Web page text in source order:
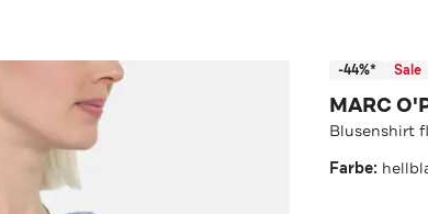
-44%* Sale
MARC
Blusenshirt
Farbe: